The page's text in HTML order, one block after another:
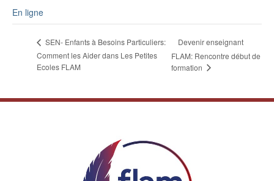
En ligne
SEN- Enfants à Besoins Particuliers:
Comment les Aider dans Les Petites
Ecoles FLAM
Devenir enseignant
FLAM: Rencontre début de
formation